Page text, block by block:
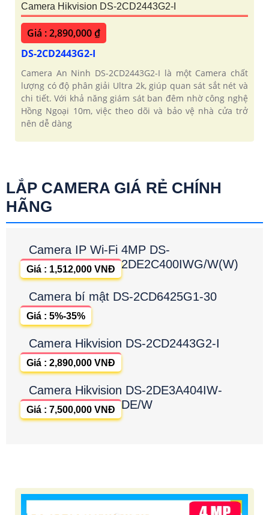
Camera Hikvision DS-2CD2443G2-I
Giá : 2,890,000 ₫
DS-2CD2443G2-I
Camera An Ninh DS-2CD2443G2-I là một Camera chất
lượng có độ phân giải Ultra 2k, giúp quan sát sắt nét và
chi tiết. Với khả năng giám sát ban đêm nhờ công nghệ
Hồng Ngoại 10m, việc theo dõi và bảo vệ nhà cửa trở
nên dễ dàng
LẮP CAMERA GIÁ RẺ CHÍNH
HÃNG
Camera IP Wi-Fi 4MP DS-
2DE2C400IWG/W(W)
Giá : 1,512,000 VNĐ
Camera bí mật DS-2CD6425G1-30
Giá : 5%-35%
Camera Hikvision DS-2CD2443G2-I
Giá : 2,890,000 VNĐ
Camera Hikvision DS-2DE3A404IW-
DE/W
Giá : 7,500,000 VNĐ